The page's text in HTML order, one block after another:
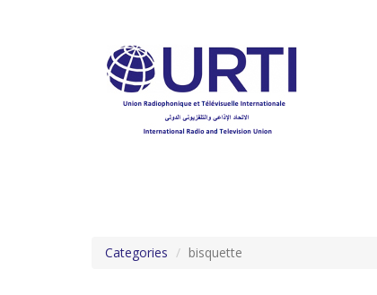
Categories bisquette